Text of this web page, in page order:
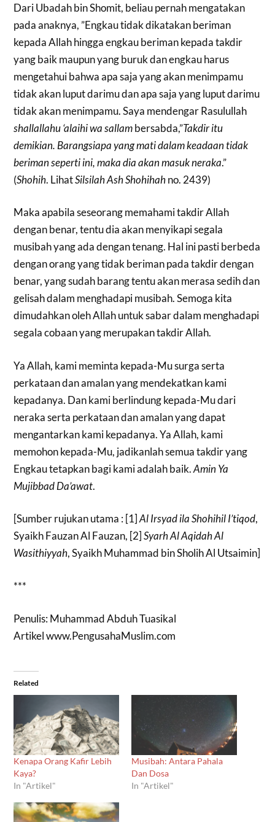
Dari Ubadah bin Shomit, beliau pernah mengatakan
pada anaknya, ”Engkau tidak dikatakan beriman
kepada Allah hingga engkau beriman kepada takdir
yang baik maupun yang buruk dan engkau harus
mengetahui bahwa apa saja yang akan menimpamu
tidak akan luput darimu dan apa saja yang luput darimu
tidak akan menimpamu. Saya mendengar Rasulullah
shallallahu ‘alaihi wa sallambersabda,”Takdir itu
demikian. Barangsiapa yang mati dalam keadaan tidak
beriman seperti ini, maka dia akan masuk neraka.”
(Shohih. LihatSilsilah Ash Shohihahno. 2439)
Maka apabila seseorang memahami takdir Allah
dengan benar, tentu dia akan menyikapi segala
musibah yang ada dengan tenang. Hal ini pasti berbeda
dengan orang yang tidak beriman pada takdir dengan
benar, yang sudah barang tentu akan merasa sedih dan
gelisah dalam menghadapi musibah. Semoga kita
dimudahkan oleh Allah untuk sabar dalam menghadapi
segala cobaan yang merupakan takdir Allah.
Ya Allah, kami meminta kepada-Mu surga serta
perkataan dan amalan yang mendekatkan kami
kepadanya. Dan kami berlindung kepada-Mu dari
neraka serta perkataan dan amalan yang dapat
mengantarkan kami kepadanya. Ya Allah, kami
memohon kepada-Mu, jadikanlah semua takdir yang
Engkau tetapkan bagi kami adalah baik.Amin Ya
Mujibbad Da’awat.
[Sumber rujukan utama : [1]Al Irsyad ila Shohihil I’tiqod,
Syaikh Fauzan Al Fauzan, [2]Syarh Al Aqidah Al
Wasithiyyah, Syaikh Muhammad bin Sholih Al Utsaimin]
***
Penulis: Muhammad Abduh Tuasikal
Artikel www.PengusahaMuslim.com
Related
Kenapa Orang Kafir Lebih
Kaya?
In "Artikel"
Musibah: Antara Pahala
Dan Dosa
In "Artikel"